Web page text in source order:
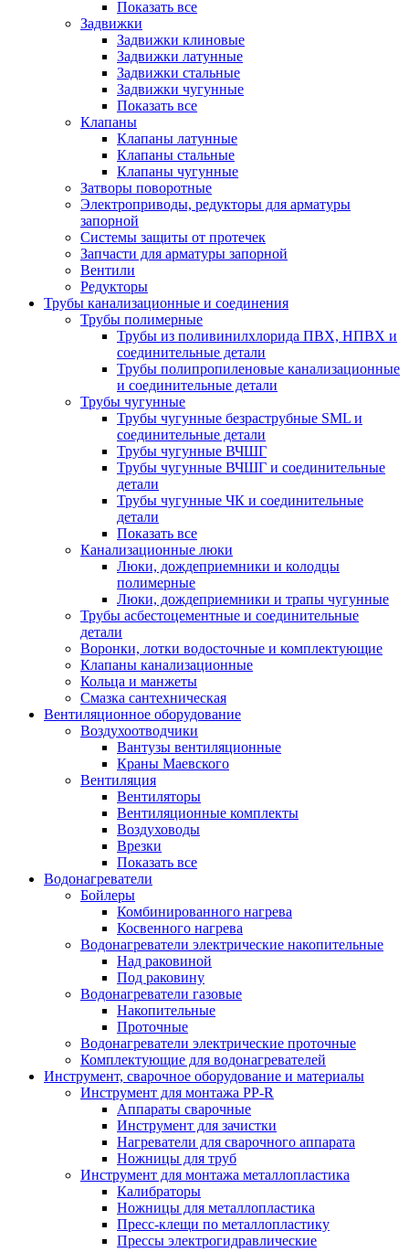
Показать все
Задвижки
Задвижки клиновые
Задвижки латунные
Задвижки стальные
Задвижки чугунные
Показать все
Клапаны
Клапаны латунные
Клапаны стальные
Клапаны чугунные
Затворы поворотные
Электроприводы, редукторы для арматуры
запорной
Системы защиты от протечек
Запчасти для арматуры запорной
Вентили
Редукторы
Трубы канализационные и соединения
Трубы полимерные
Трубы из поливинилхлорида ПВХ, НПВХ и
соединительные детали
Трубы полипропиленовые канализационные
и соединительные детали
Трубы чугунные
Трубы чугунные безраструбные SML и
соединительные детали
Трубы чугунные ВЧШГ
Трубы чугунные ВЧШГ и соединительные
детали
Трубы чугунные ЧК и соединительные
детали
Показать все
Канализационные люки
Люки, дождеприемники и колодцы
полимерные
Люки, дождеприемники и трапы чугунные
Трубы асбестоцементные и соединительные
детали
Воронки, лотки водосточные и комплектующие
Клапаны канализационные
Кольца и манжеты
Смазка сантехническая
Вентиляционное оборудование
Воздухоотводчики
Вантузы вентиляционные
Краны Маевского
Вентиляция
Вентиляторы
Вентиляционные комплекты
Воздуховоды
Врезки
Показать все
Водонагреватели
Бойлеры
Комбинированного нагрева
Косвенного нагрева
Водонагреватели электрические накопительные
Над раковиной
Под раковину
Водонагреватели газовые
Накопительные
Проточные
Водонагреватели электрические проточные
Комплектующие для водонагревателей
Инструмент, сварочное оборудование и материалы
Инструмент для монтажа PP-R
Аппараты сварочные
Инструмент для зачистки
Нагреватели для сварочного аппарата
Ножницы для труб
Инструмент для монтажа металлопластика
Калибраторы
Ножницы для металлопластика
Пресс-клещи по металлопластику
Прессы электрогидравлические